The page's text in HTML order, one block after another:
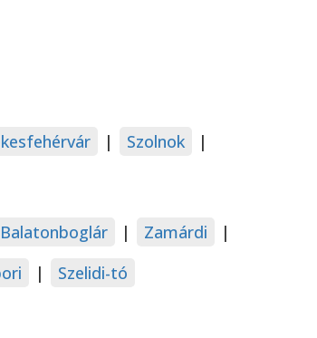
| Szolnok
|
Balatonboglár | Zamárdi
|
| Szelidi-tó